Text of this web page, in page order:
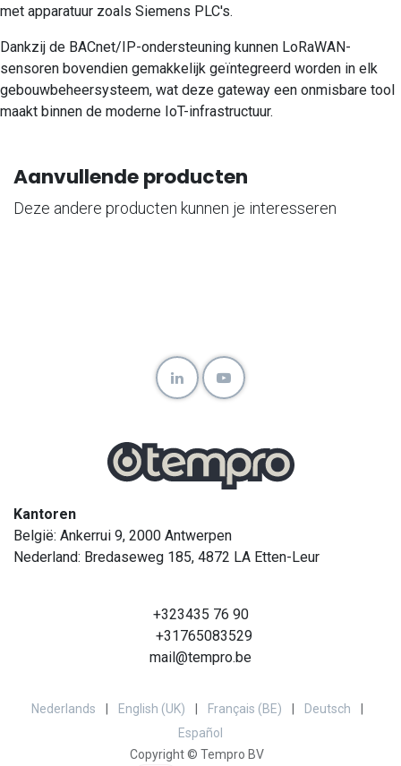
met apparatuur zoals Siemens PLC's.
Dankzij de BACnet/IP-ondersteuning kunnen LoRaWAN-
sensoren bovendien gemakkelijk geïntegreerd worden in elk
gebouwbeheersysteem, wat deze gateway een onmisbare tool
maakt binnen de moderne IoT-infrastructuur.
Aanvullende producten
Deze andere producten kunnen je interesseren
Kantoren
België: Ankerrui 9, 2000 Antwerpen
Nederland: Bredaseweg 185, 4872 LA Etten-Leur
+323435 76 90
+31765083529
mail@tempro.be
Copyright © Tempro BV
Nederlands English (UK) Français (BE) Deutsch
Español